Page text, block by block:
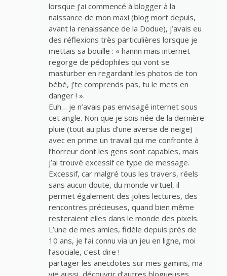
lorsque j’ai commencé à blogger à la
naissance de mon maxi (blog mort depuis,
avant la renaissance de la Dodue), j’avais eu
des réflexions très particulières lorsque je
mettais sa bouille : « hannn mais internet
regorge de pédophiles qui vont se
masturber en regardant les photos de ton
bébé, j’te comprends pas, tu le mets en
danger ! ».
Euh… je n’avais pas envisagé internet sous
cet angle. Non que je sois née de la dernière
pluie (tout au plus d’une averse de neige)
avec en prime un travail qui me confronte à
l’horreur dont les gens sont capables, mais
j’ai trouvé excessif ce type de message.
Excessif, car malgré tous les travers, réels
sans aucun doute, du monde virtuel, il
permet également des jolies lectures, des
rencontres précieuses, quand bien même
resteraient elles dans le monde des pixels.
L’une de mes amies, fidèle depuis près de
10 ans, je l’ai connu via un jeu en ligne, moi
l’asociale, c’est dire !
partager les anecdotes sur mes gamins, ma
vie aussi, découvrir d’autres blogueuses,